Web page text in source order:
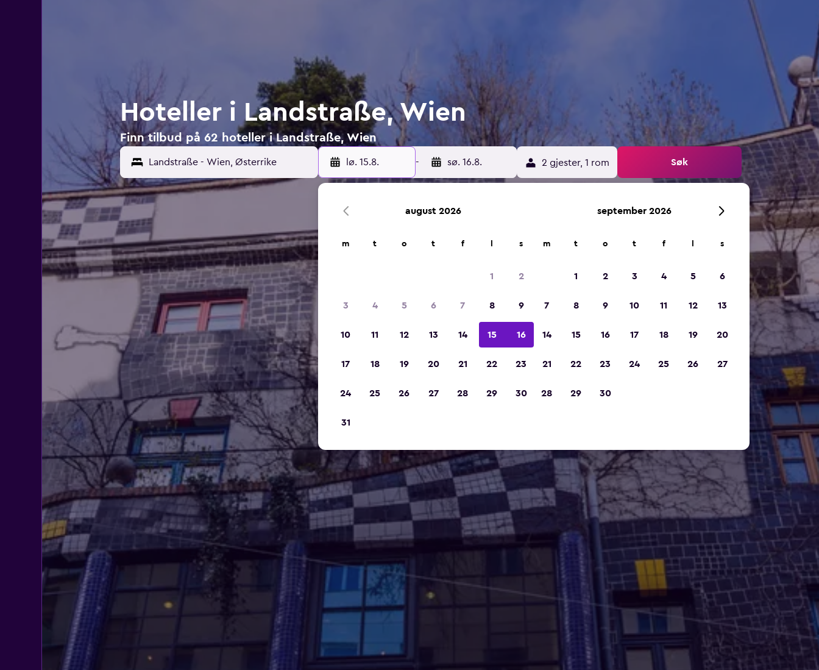
Hoteller i Landstraße, Wien
Finn tilbud på 62 hoteller i Landstraße, Wien
lø. 15.8. - sø. 16.8. 2 gjester, 1 rom Søk
august 2026
m t o t f s
1 2
3 4 5 6 7 8 9
10 11 12 13 14 15 16
17 18 19 20 21 22 23
24 25 26 27 28 29 30
31
september 2026
m t o t f s
1 2 3 4 5 6
7 8 9 10 11 12 13
14 15 16 17 18 19 20
21 22 23 24 25 26 27
28 29 30